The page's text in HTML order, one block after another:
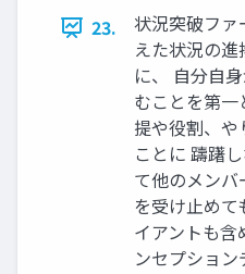
23.
状況突破ファ
えた状況の
に、 ⾃分⾃
むことを第
提や役割、
ことに 躊躇
て他のメン
を受け⽌め
イアントも含
ンセプショ